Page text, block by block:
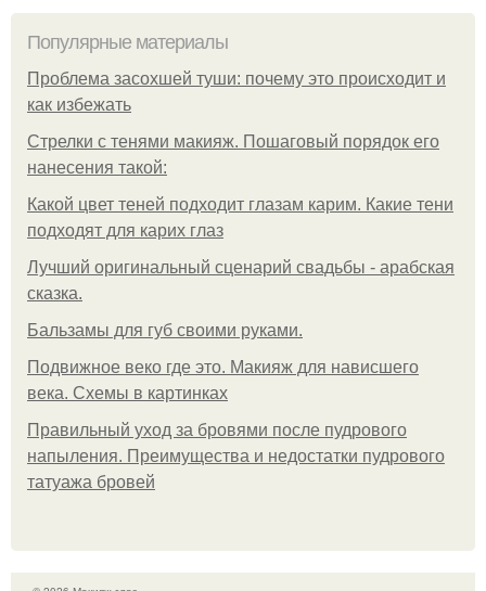
Популярные материалы
Проблема засохшей туши: почему это происходит и
как избежать
Стрелки с тенями макияж. Пошаговый порядок его
нанесения такой:
Какой цвет теней подходит глазам карим. Какие тени
подходят для карих глаз
Лучший оригинальный сценарий свадьбы - арабская
сказка.
Бальзамы для губ своими руками.
Подвижное веко где это. Макияж для нависшего
века. Схемы в картинках
Правильный уход за бровями после пудрового
напыления. Преимущества и недостатки пудрового
татуажа бровей